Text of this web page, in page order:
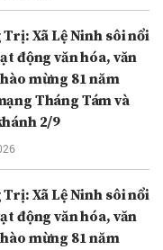
Trị: Xã Lệ Ninh sôi nổi
động văn hóa, văn
mừng 81 năm
Tháng Tám và
2/9
Trị: Xã Lệ Ninh sôi nổi
động văn hóa, văn
mừng 81 năm